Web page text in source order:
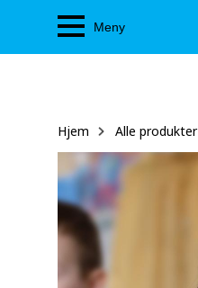
Meny
Hjem Alle produkter